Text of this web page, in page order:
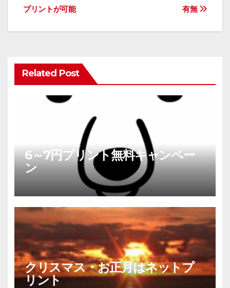
稿
ビ
シ
ョ
有無
プリントが可能
Related Post
6～7円プリント無料キャンペー
ン
クリスマス・お正月はネットプ
リント